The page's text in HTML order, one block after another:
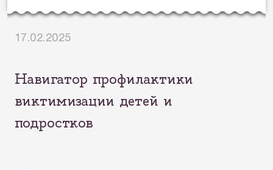
17.02.2025
Навигатор профилактики
виктимизации детей и
подростков